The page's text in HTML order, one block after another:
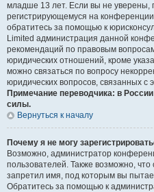
младше 13 лет. Если вы не уверены,
регистрирующемуся на
обратитесь за помощью к
Limited администрация данной
рекомендаций по правовым
юридических отношений, кроме
можно связаться по вопросу
юридических вопросов, связанных с
Примечание переводчика: в
силы.
Вернуться к началу
Почему я не могу
Возможно, администратор
пользователей. Также возможно,
запретил имя, под которым вы
Обратитесь за помощью к